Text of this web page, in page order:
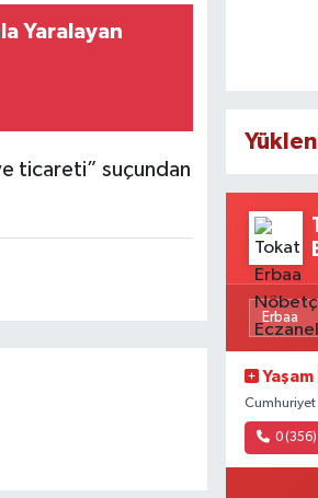
Yaralayan
ticareti” suçundan
0